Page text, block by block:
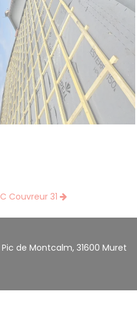
Couvreur 31
Pic de Montcalm, 31600 Muret